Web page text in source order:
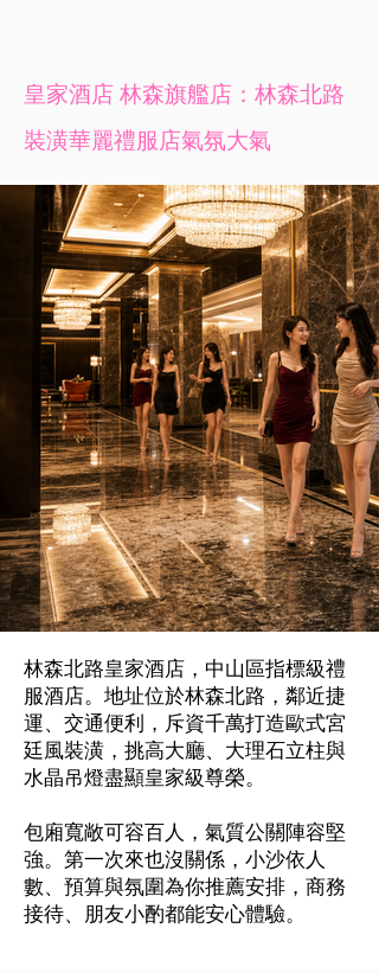
皇家酒店 林森旗艦店：林森北路
裝潢華麗禮服店​氣氛大氣
林森北路皇家酒店，中山區指標級禮
服酒店。地址位於林森北路，鄰近捷
運、交通便利，斥資千萬打造歐式宮
廷風裝潢，挑高大廳、大理石立柱與
水晶吊燈盡顯皇家級尊榮。
包廂寬敞可容百人，氣質公關陣容堅
強。第一次來也沒關係，小沙依人
數、預算與氛圍為你推薦安排，商務
接待、朋友小酌都能安心體驗。